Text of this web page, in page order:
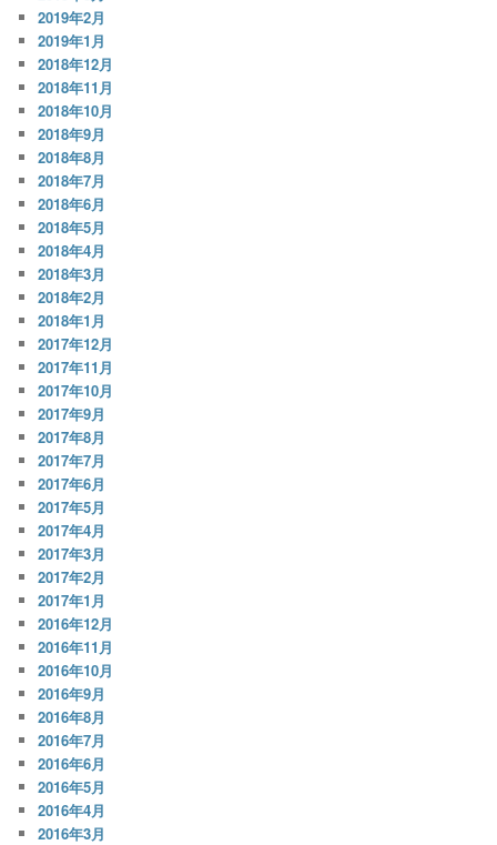
2019年2月
2019年1月
2018年12月
2018年11月
2018年10月
2018年9月
2018年8月
2018年7月
2018年6月
2018年5月
2018年4月
2018年3月
2018年2月
2018年1月
2017年12月
2017年11月
2017年10月
2017年9月
2017年8月
2017年7月
2017年6月
2017年5月
2017年4月
2017年3月
2017年2月
2017年1月
2016年12月
2016年11月
2016年10月
2016年9月
2016年8月
2016年7月
2016年6月
2016年5月
2016年4月
2016年3月